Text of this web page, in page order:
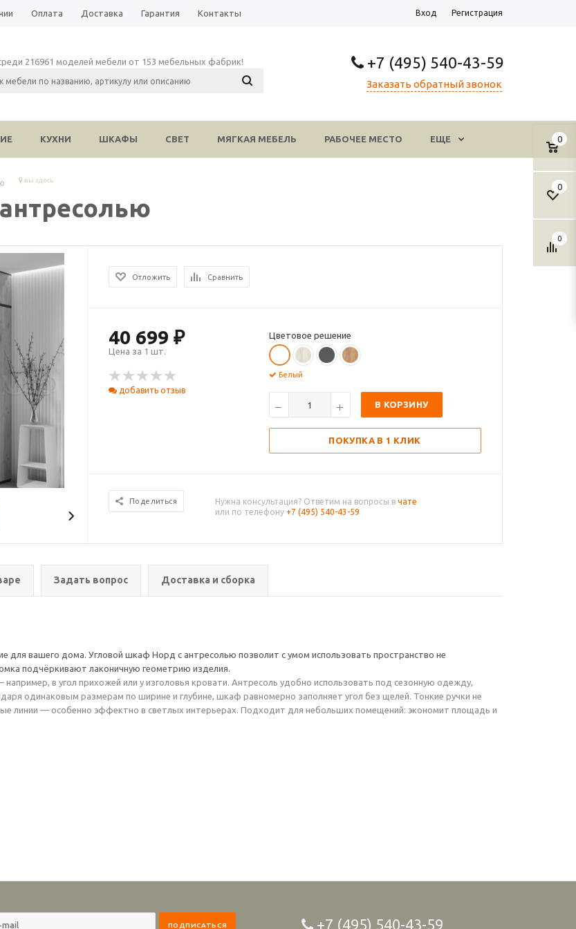
Оплата Доставка Гарантия Контакты Вход Регистрация
+7 (495) 540-43-59
Заказать обратный звонок
216961 моделей мебели от 153 мебельных фабрик!
0
0
0
КУХНИ ШКАФЫ СВЕТ МЯГКАЯ МЕБЕЛЬ РАБОЧЕЕ МЕСТО ЕЩЕ
вы здесь
Отложить Сравнить
40 699 ₽
Цена за 1 шт.
добавить отзыв
Цветовое решение
Белый
В КОРЗИНУ
ПОКУПКА В 1 КЛИК
Поделиться Нужна консультация? Ответим на вопросы в чате
или по телефону +7 (495) 540-43-59
Задать вопрос Доставка и сборка
для вашего дома. Угловой шкаф Норд с антресолью позволит с умом использовать пространство не
подчёркивают лаконичную геометрию изделия.
в угол прихожей или у изголовья кровати. Антресоль удобно использовать под сезонную одежду,
одинаковым размерам по ширине и глубине, шкаф равномерно заполняет угол без щелей. Тонкие ручки не
линии — особенно эффектно в светлых интерьерах. Подходит для небольших помещений: экономит площадь и
+7 (495) 540-43-59